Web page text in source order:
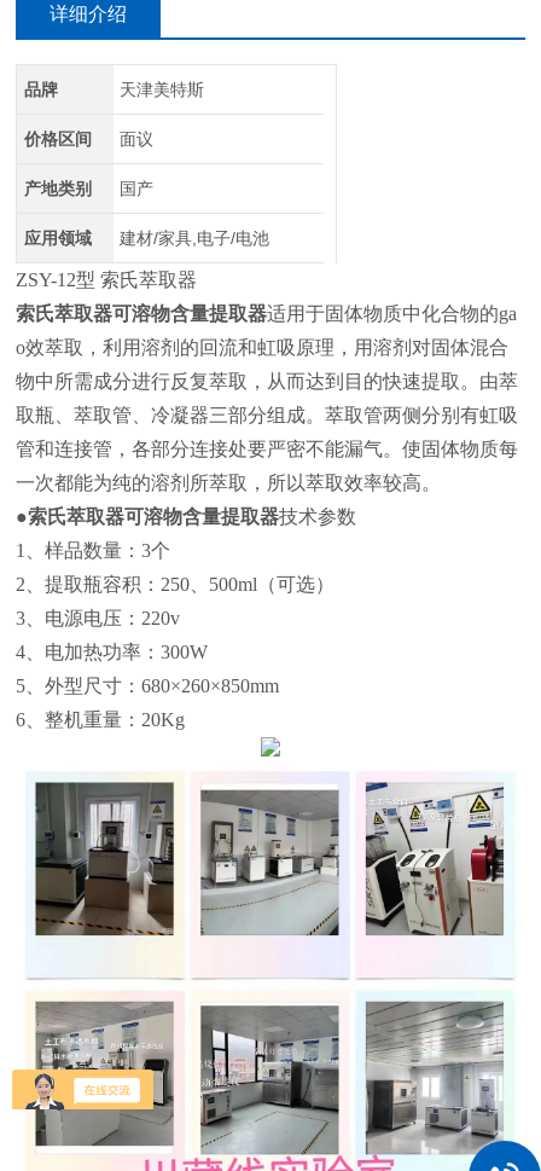
详细介绍
品牌 天津美特斯
价格区间 面议
产地类别 国产
应用领域 建材/家具,电子/电池
ZSY-12型 索氏萃取器
索氏萃取器可溶物含量提取器适用于固体物质中化合物的ga
o效萃取，利用溶剂的回流和虹吸原理，用溶剂对固体混合
物中所需成分进行反复萃取，从而达到目的快速提取。由萃
取瓶、萃取管、冷凝器三部分组成。萃取管两侧分别有虹吸
管和连接管，各部分连接处要严密不能漏气。使固体物质每
一次都能为纯的溶剂所萃取，所以萃取效率较高。
●索氏萃取器可溶物含量提取器技术参数
1、样品数量：3个
2、提取瓶容积：250、500ml（可选）
3、电源电压：220v
4、电加热功率：300W
5、外型尺寸：680×260×850mm
6、整机重量：20Kg